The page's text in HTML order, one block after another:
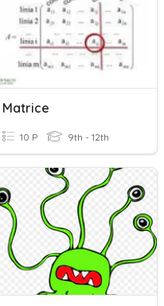
Matrice
10 P 9th - 12th